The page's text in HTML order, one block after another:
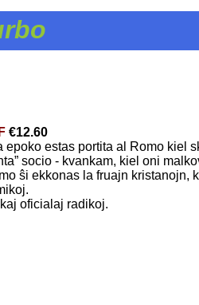
€12.60
estas portita al Romo kiel
socio - kvankam, kiel oni
ŝi ekkonas la fruajn kristanojn,
oficialaj radikoj.